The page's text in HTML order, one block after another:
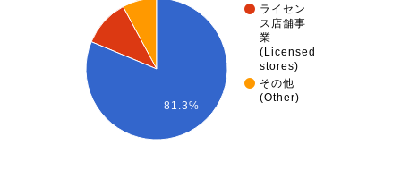
ライセン
ス店舗事
業
(Licensed
stores)
その他
(Other)
81.3%